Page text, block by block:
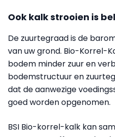
Ook kalk strooien is
De zuurtegraad is de
van uw grond. Bio-Korrel-
bodem minder zuur en
bodemstructuur en
dat de aanwezige
goed worden opgenomen.
BSI Bio-korrel-kalk kan